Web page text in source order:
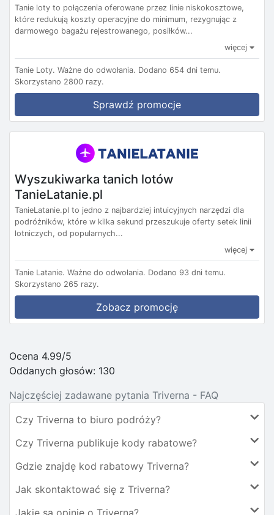
Tanie loty to połączenia oferowane przez linie niskokosztowe,
które redukują koszty operacyjne do minimum, rezygnując z
darmowego bagażu rejestrowanego, posiłków...
więcej
Tanie Loty. Ważne do odwołania. Dodano 654 dni temu.
Skorzystano 2800 razy.
Sprawdź promocje
Wyszukiwarka tanich lotów
TanieLatanie.pl
TanieLatanie.pl to jedno z najbardziej intuicyjnych narzędzi dla
podróżników, które w kilka sekund przeszukuje oferty setek linii
lotniczych, od popularnych...
więcej
Tanie Latanie. Ważne do odwołania. Dodano 93 dni temu.
Skorzystano 265 razy.
Zobacz promocję
Ocena 4.99/5
Oddanych głosów: 130
Najczęściej zadawane pytania Triverna - FAQ
Czy Triverna to biuro podróży?
Czy Triverna publikuje kody rabatowe?
Gdzie znajdę kod rabatowy Triverna?
Jak skontaktować się z Triverna?